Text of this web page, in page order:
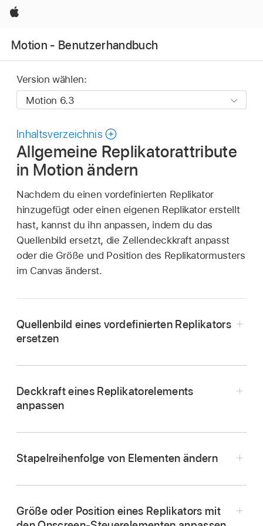
Apple
Motion - Benutzerhandbuch
Version wählen:
Inhaltsverzeichnis
Allgemeine Replikatorattribute
in Motion ändern
Nachdem du einen vordefinierten Replikator
hinzugefügt oder einen eigenen Replikator erstellt
hast, kannst du ihn anpassen, indem du das
Quellenbild ersetzt, die Zellendeckkraft anpasst
oder die Größe und Position des Replikatormusters
im Canvas änderst.
Quellenbild eines vordefinierten Replikators
ersetzen
verwenden willst, undfüge sie zu deinem
Führe einen der folgenden Schritte aus:
„Ebenen“ auf die Replikatorzelle, die ersetzt
Deckkraft eines Replikatorelements
anpassen
Stapelreihenfolge von Elementen ändern
Größe oder Position eines Replikators mit